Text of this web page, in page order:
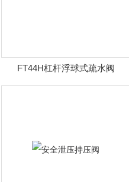
FT44H杠杆浮球式疏水阀